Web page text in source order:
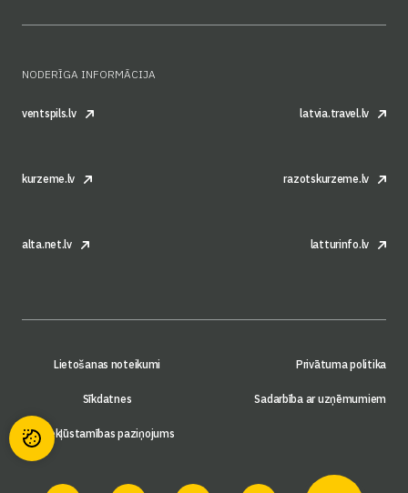
NODERĪGA INFORMĀCIJA
ventspils.lv latvia.travel.lv
kurzeme.lv razotskurzeme.lv
alta.net.lv latturinfo.lv
Lietošanas noteikumi Privātuma politika
Sīkdatnes Sadarbība ar uzņēmumiem
Piekļūstamības paziņojums